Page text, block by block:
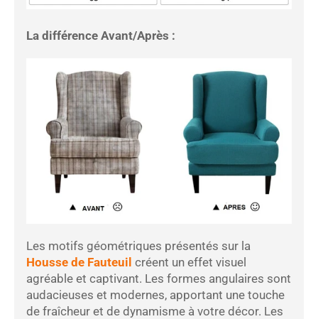
La différence Avant/Après :
Les motifs géométriques présentés sur la
Housse de Fauteuil créent un effet visuel
agréable et captivant. Les formes angulaires sont
audacieuses et modernes, apportant une touche
de fraîcheur et de dynamisme à votre décor. Les